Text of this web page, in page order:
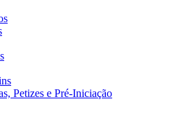
Petizes e Pré-Iniciação